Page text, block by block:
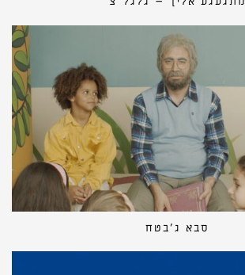
סבא ג׳בטח